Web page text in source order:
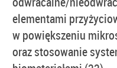
elementami
w powiększeniu
oraz stosowanie